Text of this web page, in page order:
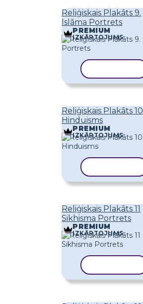
Reliģiskais Plakāts 9.
Islāma Portrets
PREMIUM
IZKĀRTOJUMS
Reliģiskais Plakāts 10
Hinduisms
PREMIUM
IZKĀRTOJUMS
Reliģiskais Plakāts 11
Sikhisma Portrets
PREMIUM
IZKĀRTOJUMS